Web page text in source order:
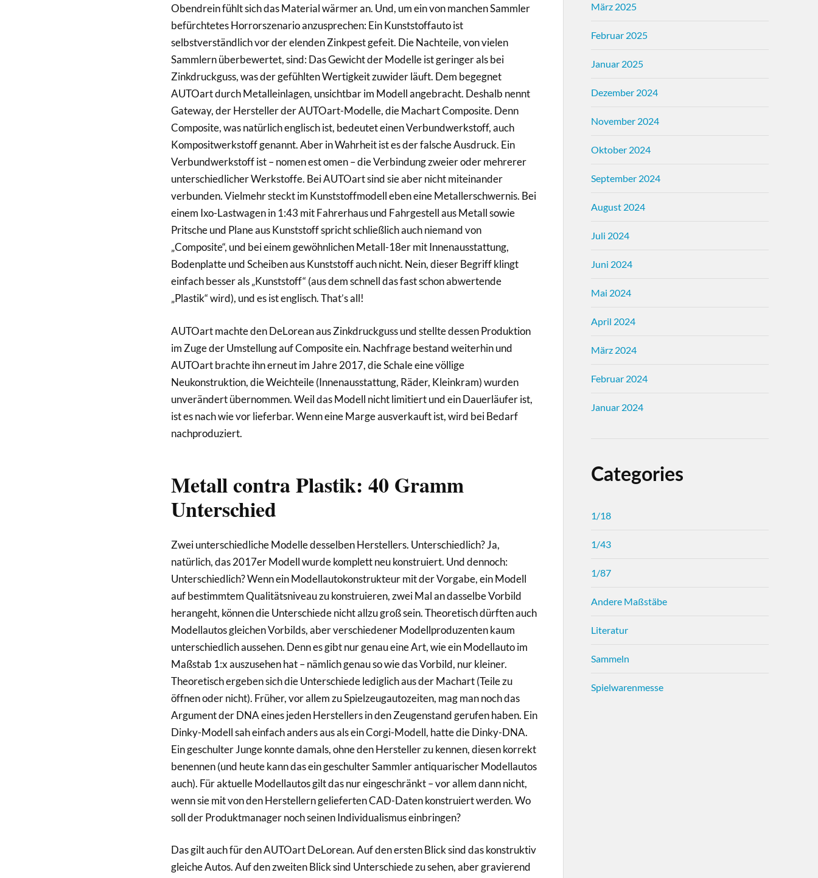
Obendrein fühlt sich das Material wärmer an. Und, um ein von manchen Sammler
befürchtetes Horrorszenario anzusprechen: Ein Kunststoffauto ist
selbstverständlich vor der elenden Zinkpest gefeit. Die Nachteile, von vielen
Sammlern überbewertet, sind: Das Gewicht der Modelle ist geringer als bei
Zinkdruckguss, was der gefühlten Wertigkeit zuwider läuft. Dem begegnet
AUTOart durch Metalleinlagen, unsichtbar im Modell angebracht. Deshalb nennt
Gateway, der Hersteller der AUTOart-Modelle, die Machart Composite. Denn
Composite, was natürlich englisch ist, bedeutet einen Verbundwerkstoff, auch
Kompositwerkstoff genannt. Aber in Wahrheit ist es der falsche Ausdruck. Ein
Verbundwerkstoff ist – nomen est omen – die Verbindung zweier oder mehrerer
unterschiedlicher Werkstoffe. Bei AUTOart sind sie aber nicht miteinander
verbunden. Vielmehr steckt im Kunststoffmodell eben eine Metallerschwernis. Bei
einem Ixo-Lastwagen in 1:43 mit Fahrerhaus und Fahrgestell aus Metall sowie
Pritsche und Plane aus Kunststoff spricht schließlich auch niemand von
„Composite“, und bei einem gewöhnlichen Metall-18er mit Innenausstattung,
Bodenplatte und Scheiben aus Kunststoff auch nicht. Nein, dieser Begriff klingt
einfach besser als „Kunststoff“ (aus dem schnell das fast schon abwertende
„Plastik“ wird), und es ist englisch. That’s all!
AUTOart machte den DeLorean aus Zinkdruckguss und stellte dessen Produktion
im Zuge der Umstellung auf Composite ein. Nachfrage bestand weiterhin und
AUTOart brachte ihn erneut im Jahre 2017, die Schale eine völlige
Neukonstruktion, die Weichteile (Innenausstattung, Räder, Kleinkram) wurden
unverändert übernommen. Weil das Modell nicht limitiert und ein Dauerläufer ist,
ist es nach wie vor lieferbar. Wenn eine Marge ausverkauft ist, wird bei Bedarf
nachproduziert.
Metall contra Plastik: 40 Gramm
Unterschied
Zwei unterschiedliche Modelle desselben Herstellers. Unterschiedlich? Ja,
natürlich, das 2017er Modell wurde komplett neu konstruiert. Und dennoch:
Unterschiedlich? Wenn ein Modellautokonstrukteur mit der Vorgabe, ein Modell
auf bestimmtem Qualitätsniveau zu konstruieren, zwei Mal an dasselbe Vorbild
herangeht, können die Unterschiede nicht allzu groß sein. Theoretisch dürften auch
Modellautos gleichen Vorbilds, aber verschiedener Modellproduzenten kaum
unterschiedlich aussehen. Denn es gibt nur genau eine Art, wie ein Modellauto im
Maßstab 1:x auszusehen hat – nämlich genau so wie das Vorbild, nur kleiner.
Theoretisch ergeben sich die Unterschiede lediglich aus der Machart (Teile zu
öffnen oder nicht). Früher, vor allem zu Spielzeugautozeiten, mag man noch das
Argument der DNA eines jeden Herstellers in den Zeugenstand gerufen haben. Ein
Dinky-Modell sah einfach anders aus als ein Corgi-Modell, hatte die Dinky-DNA.
Ein geschulter Junge konnte damals, ohne den Hersteller zu kennen, diesen korrekt
benennen (und heute kann das ein geschulter Sammler antiquarischer Modellautos
auch). Für aktuelle Modellautos gilt das nur eingeschränkt – vor allem dann nicht,
wenn sie mit von den Herstellern gelieferten CAD-Daten konstruiert werden. Wo
soll der Produktmanager noch seinen Individualismus einbringen?
Das gilt auch für den AUTOart DeLorean. Auf den ersten Blick sind das konstruktiv
gleiche Autos. Auf den zweiten Blick sind Unterschiede zu sehen, aber gravierend
März 2025
Februar 2025
Januar 2025
Dezember 2024
November 2024
Oktober 2024
September 2024
August 2024
Juli 2024
Juni 2024
Mai 2024
April 2024
März 2024
Februar 2024
Januar 2024
Categories
1/18
1/43
1/87
Andere Maßstäbe
Literatur
Sammeln
Spielwarenmesse